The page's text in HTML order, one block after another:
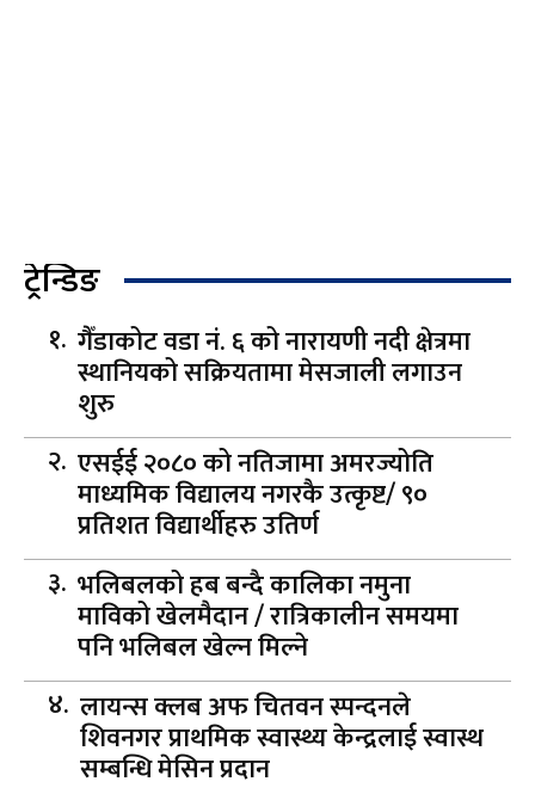
ट्रेन्डिङ
गैँडाकोट वडा नं. ६ को नारायणी नदी क्षेत्रमा
स्थानियको सक्रियतामा मेसजाली लगाउन
शुरु
एसईई २०८० को नतिजामा अमरज्योति
माध्यमिक विद्यालय नगरकै उत्कृष्ट/ ९०
प्रतिशत विद्यार्थीहरु उतिर्ण
भलिबलको हब बन्दै कालिका नमुना
माविको खेलमैदान / रात्रिकालीन समयमा
पनि भलिबल खेल्न मिल्ने
लायन्स क्लब अफ चितवन स्पन्दनले
शिवनगर प्राथमिक स्वास्थ्य केन्द्रलाई स्वास्थ
सम्बन्धि मेसिन प्रदान